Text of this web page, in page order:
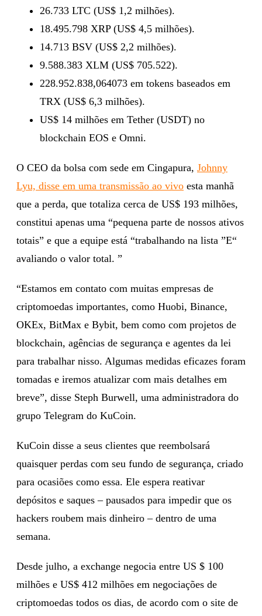
26.733 LTC (US$ 1,2 milhões).
18.495.798 XRP (US$ 4,5 milhões).
14.713 BSV (US$ 2,2 milhões).
9.588.383 XLM (US$ 705.522).
228.952.838,064073 em tokens baseados em
TRX (US$ 6,3 milhões).
US$ 14 milhões em Tether (USDT) no
blockchain EOS e Omni.
O CEO da bolsa com sede em Cingapura, Johnny
Lyu, disse em uma transmissão ao vivo esta manhã
que a perda, que totaliza cerca de US$ 193 milhões,
constitui apenas uma “pequena parte de nossos ativos
totais” e que a equipe está “trabalhando na lista ”E“
avaliando o valor total. ”
“Estamos em contato com muitas empresas de
criptomoedas importantes, como Huobi, Binance,
OKEx, BitMax e Bybit, bem como com projetos de
blockchain, agências de segurança e agentes da lei
para trabalhar nisso. Algumas medidas eficazes foram
tomadas e iremos atualizar com mais detalhes em
breve”, disse Steph Burwell, uma administradora do
grupo Telegram do KuCoin.
KuCoin disse a seus clientes que reembolsará
quaisquer perdas com seu fundo de segurança, criado
para ocasiões como essa. Ele espera reativar
depósitos e saques – pausados ​​para impedir que os
hackers roubem mais dinheiro – dentro de uma
semana.
Desde julho, a exchange negocia entre US $ 100
milhões e US$ 412 milhões em negociações de
criptomoedas todos os dias, de acordo com o site de